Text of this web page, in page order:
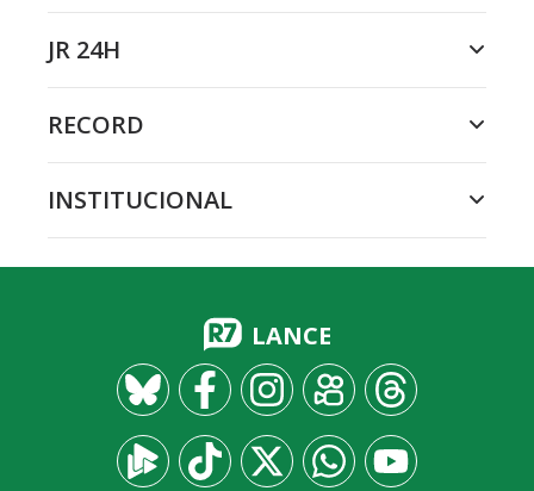
JR 24H
RECORD
INSTITUCIONAL
LANCE